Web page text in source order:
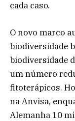
cada caso.
O novo marco
biodiversidade
biodiversidade
um número
fitoterápicos.
na Anvisa,
Alemanha 10